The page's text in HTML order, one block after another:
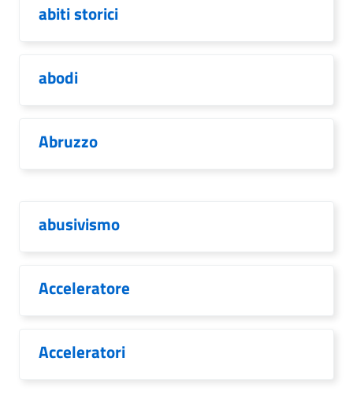
abiti storici
abodi
Abruzzo
abusivismo
Acceleratore
Acceleratori